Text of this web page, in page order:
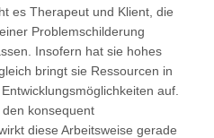
es Therapeut und Klient, die
Problemschilderung
Insofern hat sie hohes
bringt sie Ressourcen in
auf.
konsequent
diese Arbeitsweise gerade